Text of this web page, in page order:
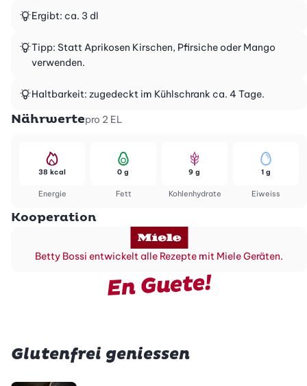
Ergibt: ca. 3 dl
Tipp: Statt Aprikosen Kirschen, Pfirsiche oder Mango
verwenden.
Haltbarkeit: zugedeckt im Kühlschrank ca. 4 Tage.
Nährwertepro 2 EL
Energie
38 kcal
Fett
0 g
Kohlenhydrate
9 g
Eiweiss
1 g
Kooperation
Betty Bossi entwickelt alle Rezepte mit Miele Geräten.
En Guete!
Glutenfrei geniessen